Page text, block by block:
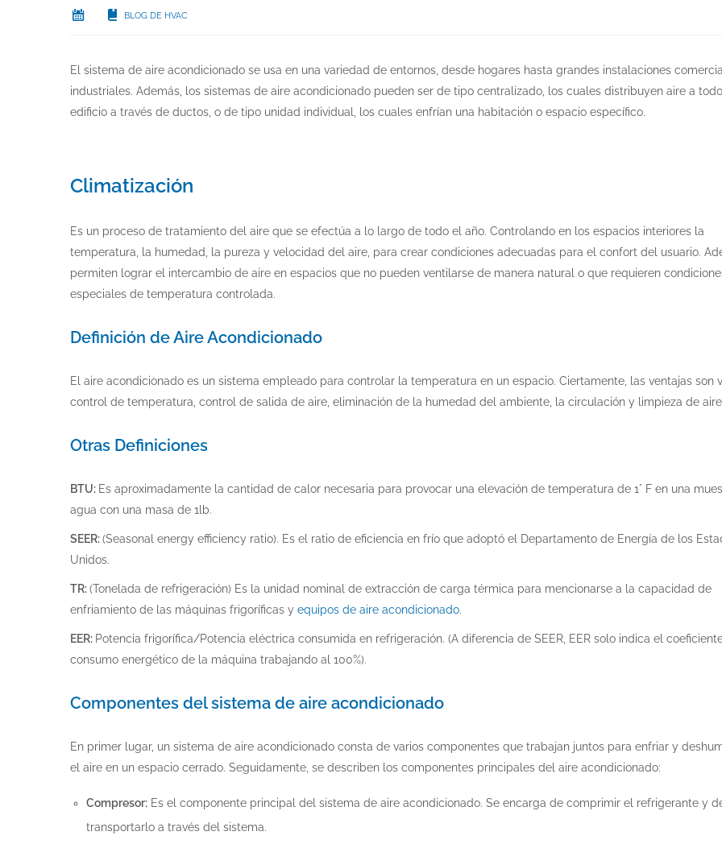
BLOG DE HVAC
El sistema de aire acondicionado se usa en una variedad de entornos, desde hogares hasta grandes instalaciones
industriales. Además, los sistemas de aire acondicionado pueden ser de tipo centralizado, los cuales distribuyen aire a
edificio a través de ductos, o de tipo unidad individual, los cuales enfrían una habitación o espacio específico.
Climatización
Es un proceso de tratamiento del aire que se efectúa a lo largo de todo el año. Controlando en los espacios interiores la
temperatura, la humedad, la pureza y velocidad del aire, para crear condiciones adecuadas para el confort del usuario.
permiten lograr el intercambio de aire en espacios que no pueden ventilarse de manera natural o que requieren
especiales de temperatura controlada.
Definición de Aire Acondicionado
El aire acondicionado es un sistema empleado para controlar la temperatura en un espacio. Ciertamente, las ventajas son
control de temperatura, control de salida de aire, eliminación de la humedad del ambiente, la circulación y limpieza de aire
Otras Definiciones
BTU: Es aproximadamente la cantidad de calor necesaria para provocar una elevación de temperatura de 1° F en una
agua con una masa de 1lb.
SEER:(Seasonal energy efficiency ratio). Es el ratio de eficiencia en frío que adoptó el Departamento de Energía de los
Unidos.
TR:(Tonelada de refrigeración) Es la unidad nominal de extracción de carga térmica para mencionarse a la capacidad de
enfriamiento de las máquinas frigoríficas y equipos de aire acondicionado.
EER: Potencia frigorífica/Potencia eléctrica consumida en refrigeración. (A diferencia de SEER, EER solo indica el
consumo energético de la máquina trabajando al 100%).
Componentes del sistema de aire acondicionado
En primer lugar, un sistema de aire acondicionado consta de varios componentes que trabajan juntos para enfriar y
el aire en un espacio cerrado. Seguidamente, se describen los componentes principales del aire acondicionado:
Compresor: Es el componente principal del sistema de aire acondicionado. Se encarga de comprimir el refrigerante y
transportarlo a través del sistema.